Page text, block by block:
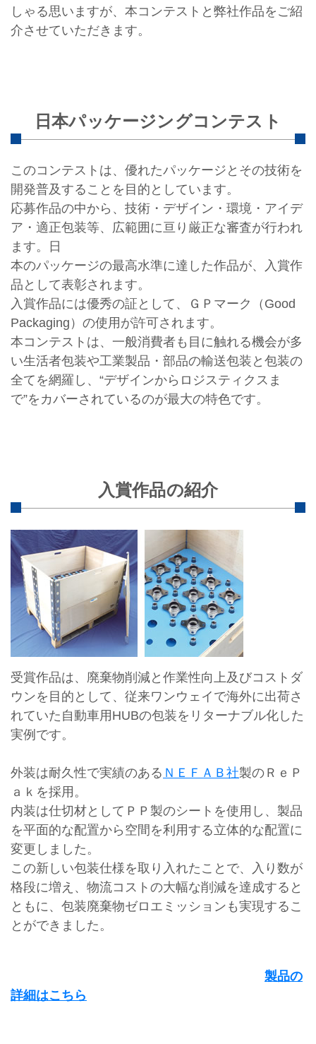
しゃる思いますが、本コンテストと弊社作品をご紹
介させていただきます。
日本パッケージングコンテスト
このコンテストは、優れたパッケージとその技術を
開発普及することを目的としています。
応募作品の中から、技術・デザイン・環境・アイデ
ア・適正包装等、広範囲に亘り厳正な審査が行われ
ます。日
本のパッケージの最高水準に達した作品が、入賞作
品として表彰されます。
入賞作品には優秀の証として、ＧＰマーク（Good
Packaging）の使用が許可されます。
本コンテストは、一般消費者も目に触れる機会が多
い生活者包装や工業製品・部品の輸送包装と包装の
全てを網羅し、“デザインからロジスティクスま
で”をカバーされているのが最大の特色です。
入賞作品の紹介
受賞作品は、廃棄物削減と作業性向上及びコストダ
ウンを目的として、従来ワンウェイで海外に出荷さ
れていた自動車用HUBの包装をリターナブル化した
実例です。
外装は耐久性で実績のある ＮＥＦＡＢ社製のＲｅＰ
ａｋを採用。
内装は仕切材としてＰＰ製のシートを使用し、製品
を平面的な配置から空間を利用する立体的な配置に
変更しました。
この新しい包装仕様を取り入れたことで、入り数が
格段に増え、物流コストの大幅な削減を達成すると
ともに、包装廃棄物ゼロエミッションも実現するこ
とができました。
製品の
詳細はこちら